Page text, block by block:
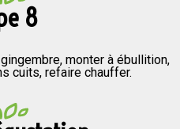
8
monter à ébullition,
cuits, refaire chauffer.